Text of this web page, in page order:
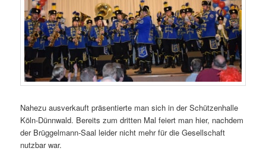
Nahezu ausverkauft präsentierte man sich in der Schützenhalle
Köln-Dünnwald. Bereits zum dritten Mal feiert man hier, nachdem
der Brüggelmann-Saal leider nicht mehr für die Gesellschaft
nutzbar war.